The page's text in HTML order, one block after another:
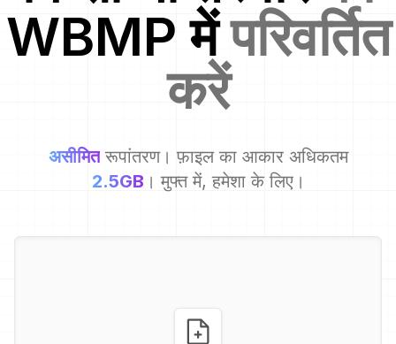
WBMP मेंपरिवर्तित
करें
असीमित रूपांतरण। फ़ाइल का आकार अधिकतम
2.5GB । मुफ्त में, हमेशा के लिए।